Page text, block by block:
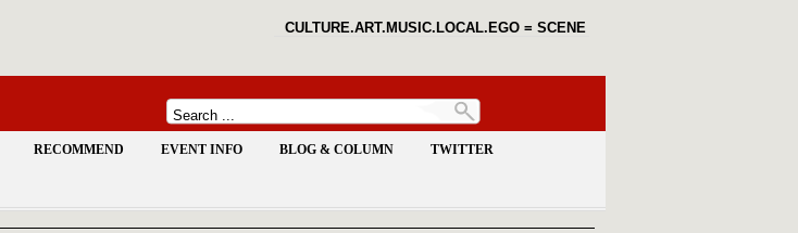
CULTURE.ART.MUSIC.LOCAL.EGO = SCENE
RECOMMEND EVENT INFO BLOG & COLUMN TWITTER